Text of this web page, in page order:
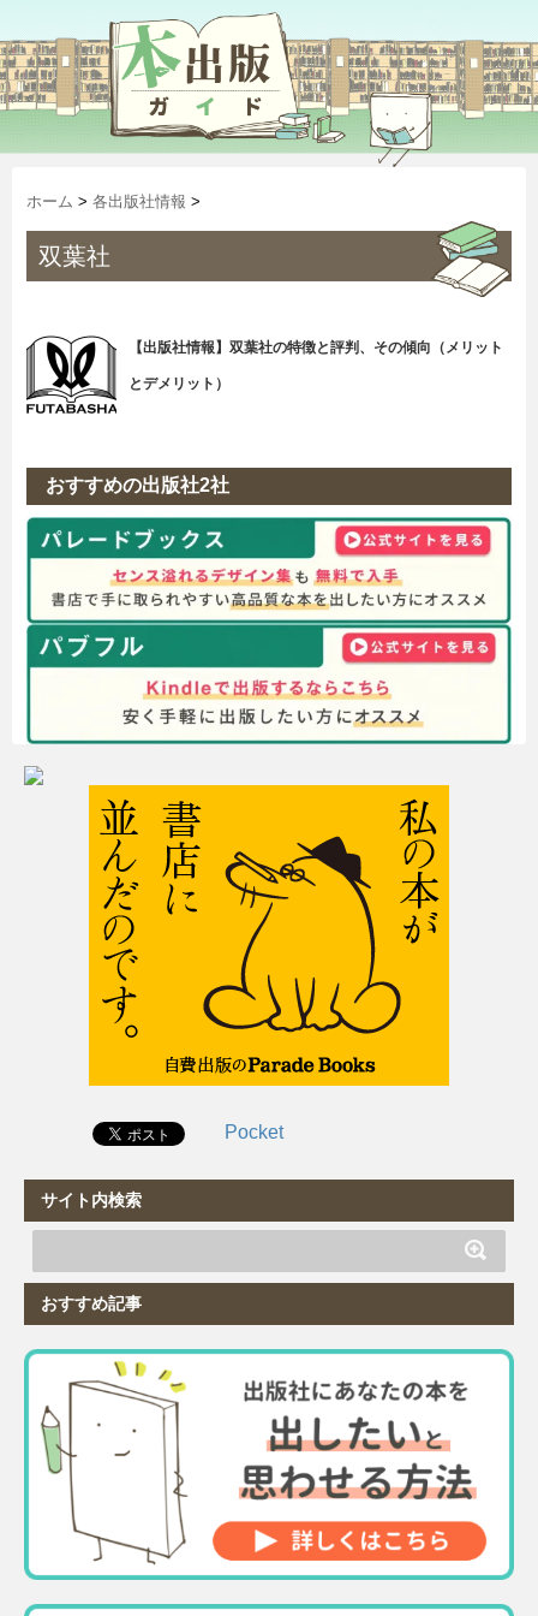
ホーム > 各出版社情報 >
双葉社
【出版社情報】双葉社の特徴と評判、その傾向（メリット
とデメリット）
おすすめの出版社2社
Pocket
サイト内検索
おすすめ記事